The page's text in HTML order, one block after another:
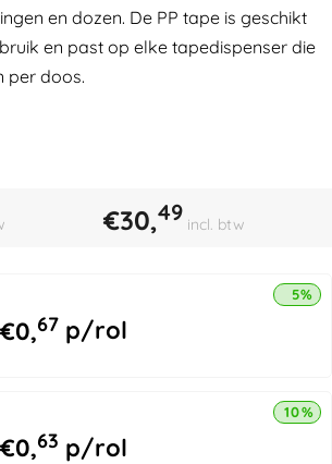
en dozen. De PP tape is geschikt
en past op elke tapedispenser die
per doos.
€30,49 incl. btw
€0,67 p/rol
5%
€0,63 p/rol
10%